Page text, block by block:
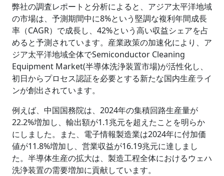
弊社の調査レポートと分析によると、アジア太平洋地域
の市場は、予測期間中に8%という堅調な複利年間成長
率（CAGR）で成長し、42%という高い収益シェアを占
めると予測されています。産業政策の加速化により、ア
ジア太平洋地域全体でSemiconductor Cleaning
Equipment Market(半導体洗浄装置市場)が活性化し、
初日からプロセス認証を必要とする新たな国内生産ライ
ンが創出されています。
例えば、中国国務院は、2024年の集積回路生産量が
22.2%増加し、輸出額が1.1兆元を超えたことを明らか
にしました。また、電子情報製造業は2024年に付加価
値が11.8%増加し、営業収益が16.19兆元に達しまし
た。半導体生産の拡大は、製造工程全体におけるウェハ
洗浄装置の需要増加に貢献しています。